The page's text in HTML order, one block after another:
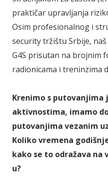
praktičar upravljanja
Osim profesionalnog i
security tržištu Srbije,
G4S prisutan na brojnim
radionicama i treninzima
Krenimo s putovanjima
aktivnostima, imamo
putovanjima vezanim
Koliko vremena
kako se to odražava na
u?